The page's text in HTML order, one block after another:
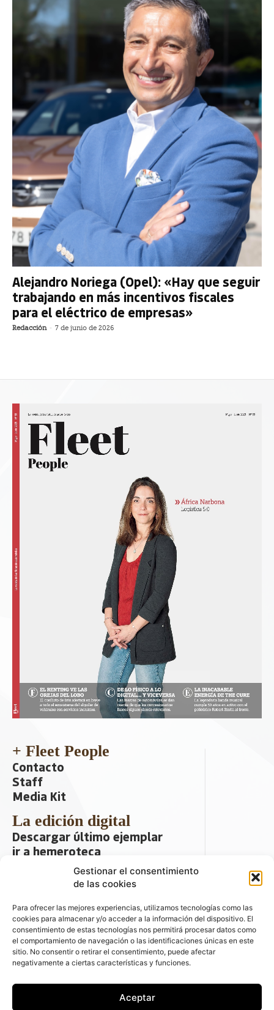
Gestionar el consentimiento
de las cookies
Para ofrecer las mejores experiencias, utilizamos tecnologías como las
cookies para almacenar y/o acceder a la información del dispositivo. El
consentimiento de estas tecnologías nos permitirá procesar datos como
el comportamiento de navegación o las identificaciones únicas en este
sitio. No consentir o retirar el consentimiento, puede afectar
negativamente a ciertas características y funciones.
Aceptar
Alejandro Noriega (Opel): «Hay que seguir
trabajando en más incentivos fiscales
para el eléctrico de empresas»
Redacción - 7 de junio de 2026
+ Fleet People
Contacto
Staff
Media Kit
La edición digital
Descargar último ejemplar
ir a hemeroteca
+ Contenido en redes sociales
© 2026 FLEET PEOPLE . La web líder de
las flotas y el renting de automóviles -